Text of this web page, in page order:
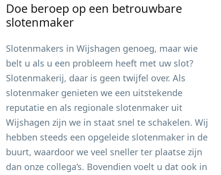
Doe beroep op een betrouwbare
slotenmaker
Slotenmakers in Wijshagen genoeg, maar wie
belt u als u een probleem heeft met uw slot?
Slotenmakerij, daar is geen twijfel over. Als
slotenmaker genieten we een uitstekende
reputatie en als regionale slotenmaker uit
Wijshagen zijn we in staat snel te schakelen. Wij
hebben steeds een opgeleide slotenmaker in de
buurt, waardoor we veel sneller ter plaatse zijn
dan onze collega’s. Bovendien voelt u dat ook in